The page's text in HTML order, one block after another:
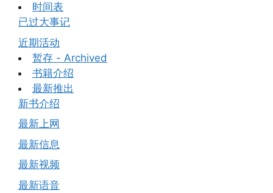
时间表
已过大事记
近期活动
暂存 - Archived
书籍介绍
最新推出
新书介绍
最新上网
最新信息
最新视频
最新语音